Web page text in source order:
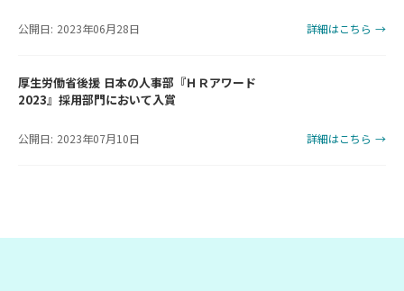
公開日: 2023年06月28日 詳細はこちら →
厚生労働省後援 日本の人事部『ＨＲアワード
2023』採用部門において入賞
公開日: 2023年07月10日 詳細はこちら →